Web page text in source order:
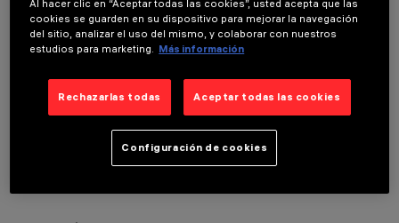
COMPONENTES OPCIONALES
DATOS TÉCNICOS
Al hacer clic en “Aceptar todas las cookies”, usted acepta que las
cookies se guarden en su dispositivo para mejorar la navegación
del sitio, analizar el uso del mismo, y colaborar con nuestros
estudios para marketing.
Más información
Rechazarlas todas Aceptar todas las cookies
Configuración de cookies